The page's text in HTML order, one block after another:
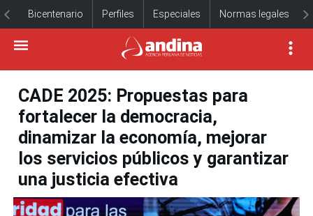
Bicentenario Perfiles Especiales Normas legales
CADE 2025: Propuestas para
fortalecer la democracia,
dinamizar la economía, mejorar
los servicios públicos y garantizar
una justicia efectiva